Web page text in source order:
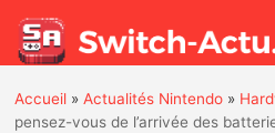
Accueil »Actualités Nintendo »
pensez-vous de l’arrivée des